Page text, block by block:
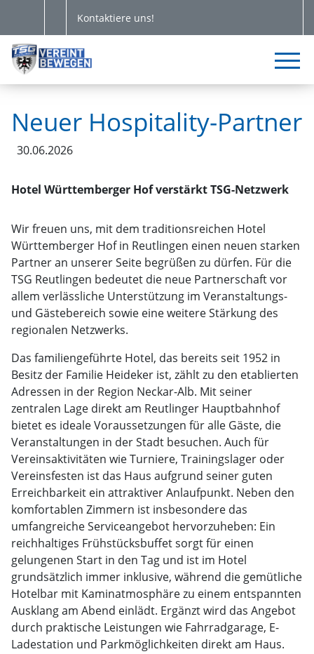
Kontaktiere uns!
Neuer Hospitality-Partner
30.06.2026
Hotel Württemberger Hof verstärkt TSG-Netzwerk
Wir freuen uns, mit dem traditionsreichen Hotel
Württemberger Hof in Reutlingen einen neuen starken
Partner an unserer Seite begrüßen zu dürfen. Für die
TSG Reutlingen bedeutet die neue Partnerschaft vor
allem verlässliche Unterstützung im Veranstaltungs-
und Gästebereich sowie eine weitere Stärkung des
regionalen Netzwerks.
Das familiengeführte Hotel, das bereits seit 1952 in
Besitz der Familie Heideker ist, zählt zu den etablierten
Adressen in der Region Neckar-Alb. Mit seiner
zentralen Lage direkt am Reutlinger Hauptbahnhof
bietet es ideale Voraussetzungen für alle Gäste, die
Veranstaltungen in der Stadt besuchen. Auch für
Vereinsaktivitäten wie Turniere, Trainingslager oder
Vereinsfesten ist das Haus aufgrund seiner guten
Erreichbarkeit ein attraktiver Anlaufpunkt. Neben den
komfortablen Zimmern ist insbesondere das
umfangreiche Serviceangebot hervorzuheben: Ein
reichhaltiges Frühstücksbuffet sorgt für einen
gelungenen Start in den Tag und ist im Hotel
grundsätzlich immer inklusive, während die gemütliche
Hotelbar mit Kaminatmosphäre zu einem entspannten
Ausklang am Abend einlädt. Ergänzt wird das Angebot
durch praktische Leistungen wie Fahrradgarage, E-
Ladestation und Parkmöglichkeiten direkt am Haus.